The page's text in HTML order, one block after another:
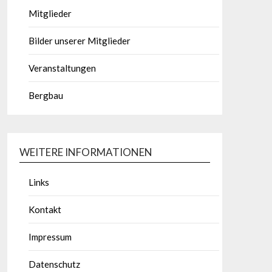
Mitglieder
Bilder unserer Mitglieder
Veranstaltungen
Bergbau
WEITERE INFORMATIONEN
Links
Kontakt
Impressum
Datenschutz